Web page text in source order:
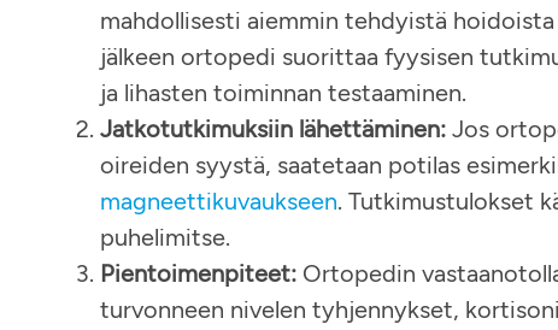
mahdollisesti aiemmin tehdyistä
jälkeen ortopedi suorittaa fyysisen
ja lihasten toiminnan testaaminen.
Jatkotutkimuksiin lähettäminen: Jos
oireiden syystä, saatetaan potilas
magneettikuvaukseen. Tutkimustulokset
puhelimitse​​.
Pientoimenpiteet: Ortopedin
turvonneen nivelen tyhjennykset,